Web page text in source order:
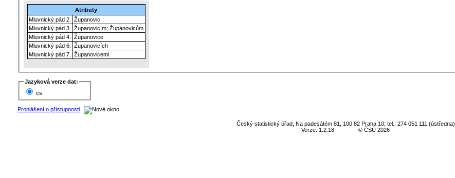
Atributy
Mluvnický pád 2.
Županovic
Mluvnický pád 3.
Županovicím; Županovicům
Mluvnický pád 4.
Županovice
Mluvnický pád 6.
Županovicích
Mluvnický pád 7.
Županovicemi
Jazyková verze dat:
cs
Prohlášení o přístupnosti
Český statistický úřad, Na padesátém 81, 100 82 Praha 10; tel.: 274 051 111 (ústředna)
Verze: 1.2.18
© ČSÚ 2026